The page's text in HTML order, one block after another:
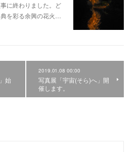
に終わりました。ど
を彩る余興の花火…
始
2019.01.08 00:00
写真展「宇宙(そら)へ」開
催します。